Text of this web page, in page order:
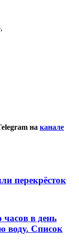
на канале
перекрёсток
часов в день
воду. Список